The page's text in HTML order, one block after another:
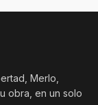
Merlo,
obra, en un solo